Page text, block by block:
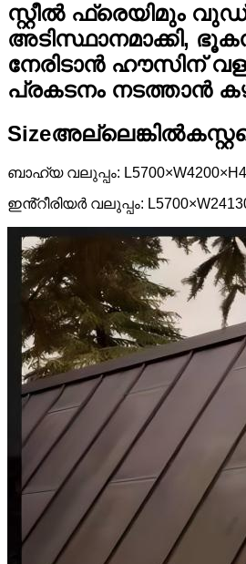
സ്റ്റീൽ ഫ്രെയിമും
അടിസ്ഥാനമാക്കി,
നേരിടാൻ ഹൗസിന്
പ്രകടനം നടത്താൻ
Sizeഅല്ലെങ്കിൽ
ബാഹ്യ വലുപ്പം:
ഇൻ്റീരിയർ വലുപ്പം: